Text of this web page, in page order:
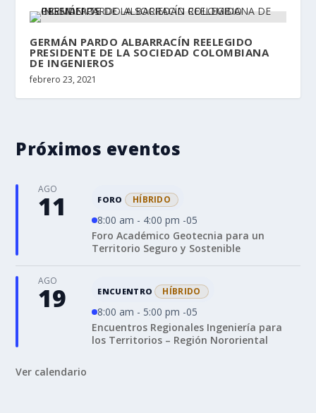
GERMÁN PARDO ALBARRACÍN REELEGIDO
PRESIDENTE DE LA SOCIEDAD COLOMBIANA
DE INGENIEROS
febrero 23, 2021
Próximos eventos
AGO
11 FORO HÍBRIDO
8:00 am - 4:00 pm -05
Foro Académico Geotecnia para un
Territorio Seguro y Sostenible
AGO
19 ENCUENTRO HÍBRIDO
8:00 am - 5:00 pm -05
Encuentros Regionales Ingeniería para
los Territorios – Región Nororiental
Ver calendario